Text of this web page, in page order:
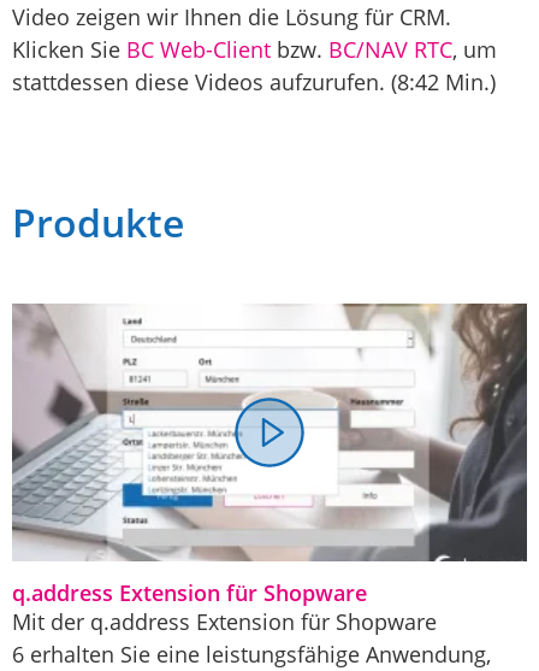
Video zeigen wir Ihnen die Lösung für CRM.
Klicken Sie BC Web-Client bzw. BC/NAV RTC, um
stattdessen diese Videos aufzurufen. (8:42 Min.)
Produkte
q.address Extension für Shopware
Mit der q.address Extension für Shopware
6 erhalten Sie eine leistungsfähige Anwendung,